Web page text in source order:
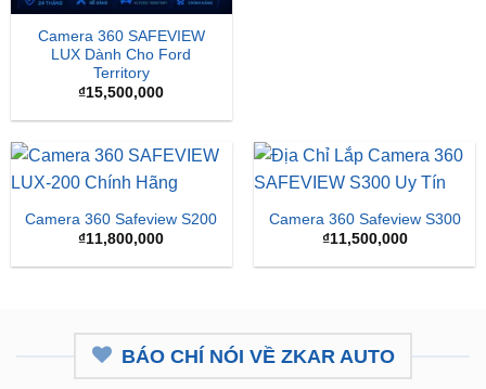
Camera 360 SAFEVIEW
LUX Dành Cho Ford
Territory
₫15,500,000
Camera 360 Safeview S200
₫11,800,000
Camera 360 Safeview S300
₫11,500,000
BÁO CHÍ NÓI VỀ ZKAR AUTO